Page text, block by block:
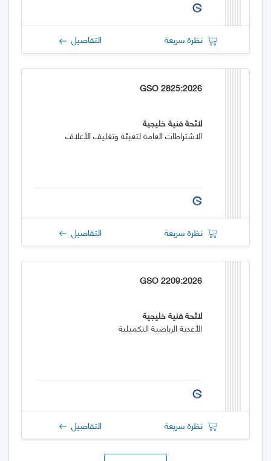
نظرة سريعة التفاصيل
GSO 2825:2026
لائحة فنية خليجية
الاشتراطات العامة لتعبئة وتغليف الأعلاف
نظرة سريعة التفاصيل
GSO 2209:2026
لائحة فنية خليجية
الأغذية الرياضية التكميلية
نظرة سريعة التفاصيل